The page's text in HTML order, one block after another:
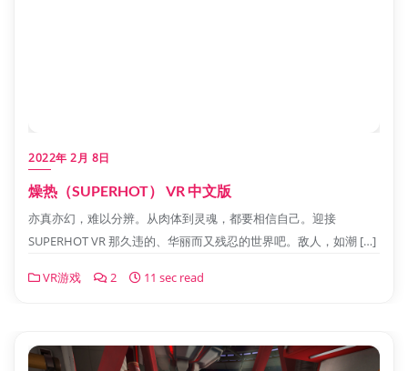
2022年 2月 8日
燥热（SUPERHOT） VR 中文版
亦真亦幻，难以分辨。从肉体到灵魂，都要相信自己。迎接
SUPERHOT VR 那久违的、华丽而又残忍的世界吧。敌人，如潮 […]
VR游戏 2 11 sec read